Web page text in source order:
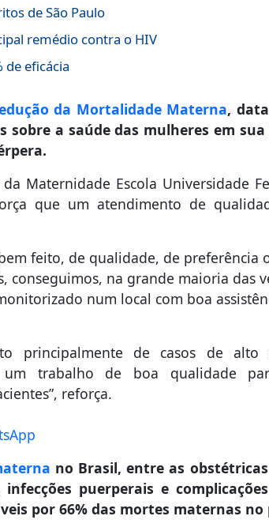
de São Paulo
remédio contra o HIV
eficácia
da Mortalidade Materna,
a saúde das mulheres em
Maternidade Escola Universidade
que um atendimento de
feito, de qualidade, de preferência
conseguimos, na grande maioria das
num local com boa
principalmente de casos de alto
um trabalho de boa qualidade
reforça.
no Brasil, entre as
puerperais e
por 66% das mortes maternas no